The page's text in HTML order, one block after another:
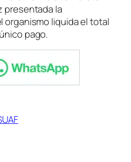
presentada la
organismo liquida el total
pago.